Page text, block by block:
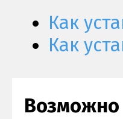
Как
Как
Возможно